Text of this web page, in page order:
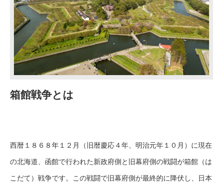
箱館戦争とは
西暦１８６８年１２月（旧暦慶応４年、明治元年１０月）に現在
の北海道、函館で行われた新政府側と旧幕府側の戦闘が箱館（は
こだて）戦争です。この戦闘で旧幕府側が最終的に降伏し、日本